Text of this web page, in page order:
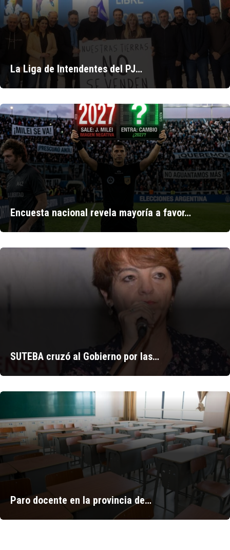
La Liga de Intendentes del PJ…
Encuesta nacional revela mayoría a favor…
SUTEBA cruzó al Gobierno por las…
Paro docente en la provincia de…